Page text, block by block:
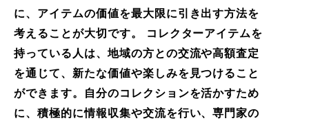
に、アイテムの価値を最大限に引き出す方法を
考えることが大切です。 コレクターアイテムを
持っている人は、地域の方との交流や高額査定
を通じて、新たな価値や楽しみを見つけること
ができます。自分のコレクションを活かすため
に、積極的に情報収集や交流を行い、専門家の